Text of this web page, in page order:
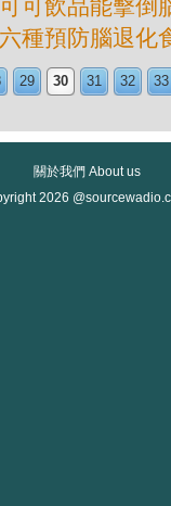
可飲品能擊倒
種預防腦退化
29 30 31 32 33
關於我們 About us
2026